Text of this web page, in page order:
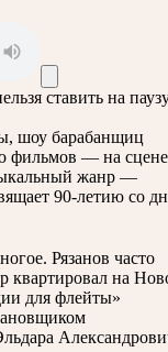
ставить на
шоу барабанщиц
фильмов — на сцене
жанр —
90-летию со
Рязанов часто
квартировал на
для флейты»